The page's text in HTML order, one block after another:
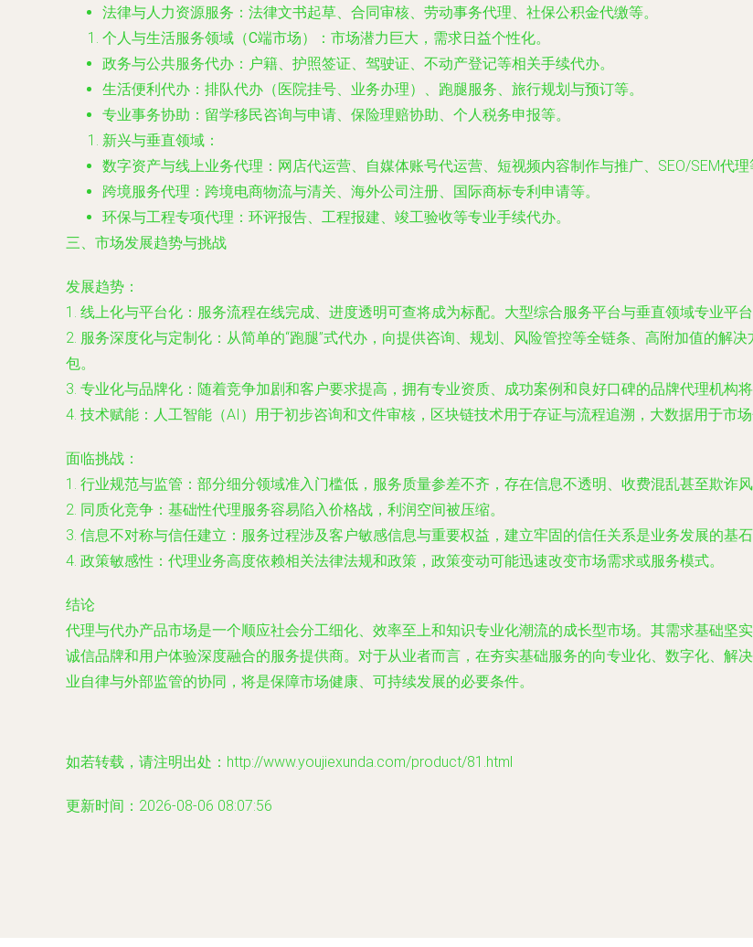
法律与人力资源服务 ：法律文书起草、合同审核、劳动事务代理、社保公积金代缴等。
个人与生活服务领域（C端市场）
：市场潜力巨大，需求日益个性化。
政务与公共服务代办 ：户籍、护照签证、驾驶证、不动产登记等相关手续代办。
生活便利代办 ：排队代办（医院挂号、业务办理）、跑腿服务、旅行规划与预订等。
专业事务协助 ：留学移民咨询与申请、保险理赔协助、个人税务申报等。
新兴与垂直领域 ：
数字资产与线上业务代理 ：网店代运营、自媒体账号代运营、短视频内容制作与推广、SEO/SEM代理
跨境服务代理 ：跨境电商物流与清关、海外公司注册、国际商标专利申请等。
环保与工程专项代理 ：环评报告、工程报建、竣工验收等专业手续代办。
三、市场发展趋势与挑战
发展趋势：
1. 线上化与平台化 ：服务流程在线完成、进度透明可查将成为标配。大型综合服务平台与垂直领域专业平
2. 服务深度化与定制化 ：从简单的“跑腿”式代办，向提供咨询、规划、风险管控等全链条、高附加值的解
包。
3. 专业化与品牌化 ：随着竞争加剧和客户要求提高，拥有专业资质、成功案例和良好口碑的品牌代理机构将
4. 技术赋能 ：人工智能（AI）用于初步咨询和文件审核，区块链技术用于存证与流程追溯，大数据用于市
面临挑战：
1. 行业规范与监管 ：部分细分领域准入门槛低，服务质量参差不齐，存在信息不透明、收费混乱甚至欺诈
2. 同质化竞争 ：基础性代理服务容易陷入价格战，利润空间被压缩。
3. 信息不对称与信任建立 ：服务过程涉及客户敏感信息与重要权益，建立牢固的信任关系是业务发展的基石
4. 政策敏感性 ：代理业务高度依赖相关法律法规和政策，政策变动可能迅速改变市场需求或服务模式。
结论
代理与代办产品市场是一个顺应社会分工细化、效率至上和知识专业化潮流的成长型市场。其需求基础坚
诚信品牌和用户体验深度融合的服务提供商。对于从业者而言，在夯实基础服务的向专业化、数字化、解
业自律与外部监管的协同，将是保障市场健康、可持续发展的必要条件。
如若转载，请注明出处：http://www.youjiexunda.com/product/81.html
更新时间：2026-08-06 08:07:56